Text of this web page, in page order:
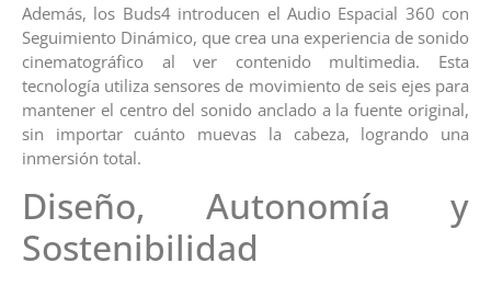
Además, los Buds4 introducen el Audio Espacial 360 con
Seguimiento Dinámico, que crea una experiencia de sonido
cinematográfico al ver contenido multimedia. Esta
tecnología utiliza sensores de movimiento de seis ejes para
mantener el centro del sonido anclado a la fuente original,
sin importar cuánto muevas la cabeza, logrando una
inmersión total.
Diseño, Autonomía y
Sostenibilidad